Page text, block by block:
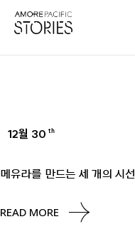
12월 30 th
메유라를 만드는 세 개의 시선
READ MORE